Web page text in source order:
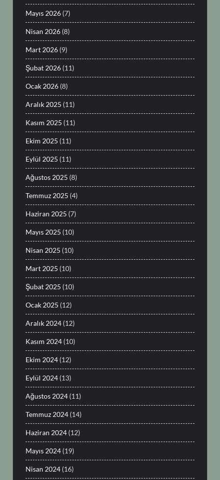
Mayıs 2026 (7)
Nisan 2026 (8)
Mart 2026 (9)
Şubat 2026 (11)
Ocak 2026 (8)
Aralık 2025 (11)
Kasım 2025 (11)
Ekim 2025 (11)
Eylül 2025 (11)
Ağustos 2025 (8)
Temmuz 2025 (4)
Haziran 2025 (7)
Mayıs 2025 (10)
Nisan 2025 (10)
Mart 2025 (10)
Şubat 2025 (10)
Ocak 2025 (12)
Aralık 2024 (12)
Kasım 2024 (10)
Ekim 2024 (12)
Eylül 2024 (13)
Ağustos 2024 (11)
Temmuz 2024 (14)
Haziran 2024 (12)
Mayıs 2024 (19)
Nisan 2024 (16)